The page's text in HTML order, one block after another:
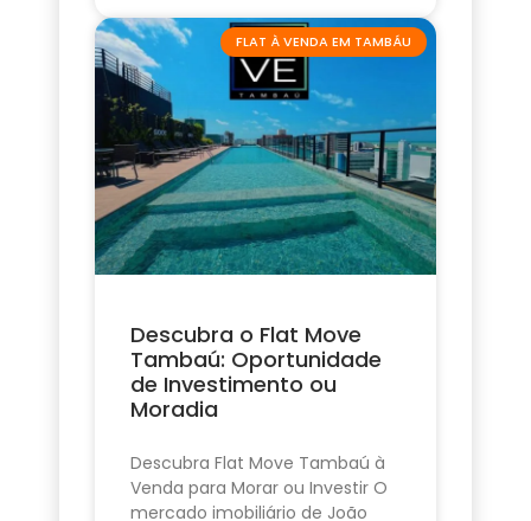
FLAT À VENDA EM TAMBÁU
Descubra o Flat Move
Tambaú: Oportunidade
de Investimento ou
Moradia
Descubra Flat Move Tambaú à
Venda para Morar ou Investir O
mercado imobiliário de João